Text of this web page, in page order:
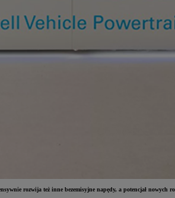
rozwija też inne bezemisyjne napędy, a potencjał nowych